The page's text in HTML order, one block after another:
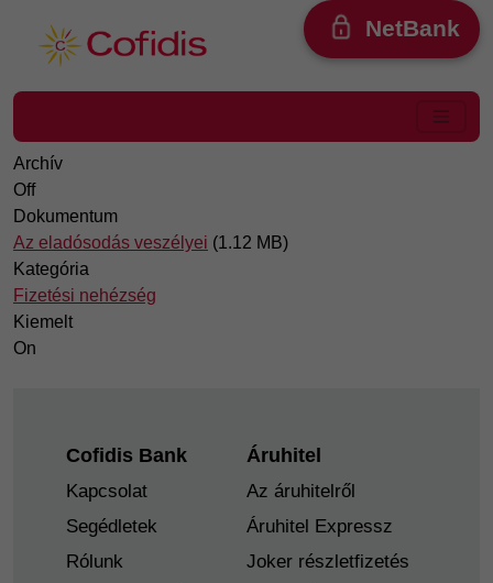
NetBank
Archív
Off
Dokumentum
Az eladósodás veszélyei (1.12 MB)
Kategória
Fizetési nehézség
Kiemelt
On
Footer
Cofidis Bank
Kapcsolat
Segédletek
Rólunk
Áruhitel
Az áruhitelről
Áruhitel Expressz
Joker részletfizetés